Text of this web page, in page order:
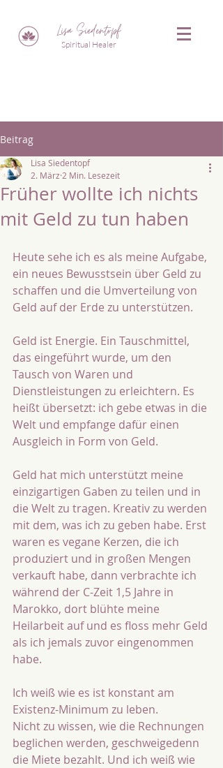
Lisa Siedentopf
Spiritual Healer
Beitrag
Früher wollte ich nichts
mit Geld zu tun haben
Lisa Siedentopf
2. März 2 Min. Lesezeit
Heute sehe ich es als meine Aufgabe,
ein neues Bewusstsein über Geld zu
schaffen und die Umverteilung von
Geld auf der Erde zu unterstützen.
Geld ist Energie. Ein Tauschmittel,
das eingeführt wurde, um den
Tausch von Waren und
Dienstleistungen zu erleichtern. Es
heißt übersetzt: ich gebe etwas in die
Welt und empfange dafür einen
Ausgleich in Form von Geld.
Geld hat mich unterstützt meine
einzigartigen Gaben zu teilen und in
die Welt zu tragen. Kreativ zu werden
mit dem, was ich zu geben habe. Erst
waren es vegane Kerzen, die ich
produziert und in großen Mengen
verkauft habe, dann verbrachte ich
während der C-Zeit 1,5 Jahre in
Marokko, dort blühte meine
Heilarbeit auf und es floss mehr Geld
als ich jemals zuvor eingenommen
habe.
Ich weiß wie es ist konstant am
Existenz-Minimum zu leben.
Nicht zu wissen, wie die Rechnungen
beglichen werden, geschweigedenn
die Miete bezahlt. Und ich weiß wie